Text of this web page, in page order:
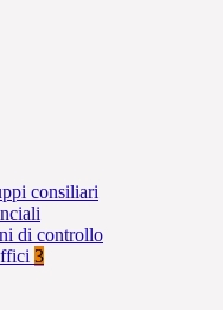
consiliari
di controllo
3